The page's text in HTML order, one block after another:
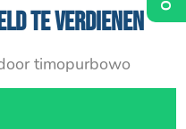
te verdienen
timopurbowo